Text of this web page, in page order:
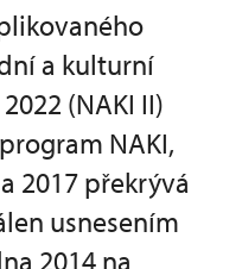
a kulturní
(NAKI II)
NAKI,
2017 překrývá
usnesením
2014 na